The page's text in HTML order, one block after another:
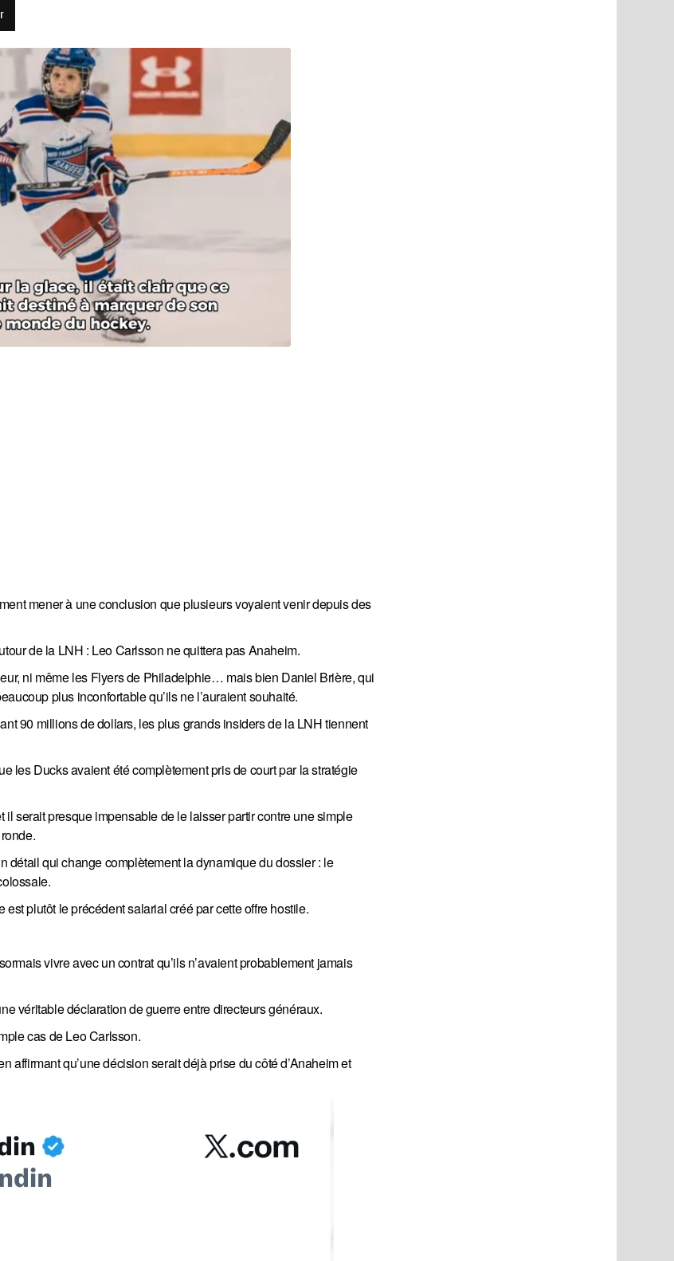
mener à une conclusion que plusieurs voyaient venir depuis des
de la LNH : Leo Carlsson ne quittera pas Anaheim.
ni même les Flyers de Philadelphie… mais bien Daniel Brière, qui
plus inconfortable qu’ils ne l’auraient souhaité.
90 millions de dollars, les plus grands insiders de la LNH tiennent
les Ducks avaient été complètement pris de court par la stratégie
serait presque impensable de le laisser partir contre une simple
qui change complètement la dynamique du dossier : le
est plutôt le précédent salarial créé par cette offre hostile.
vivre avec un contrat qu’ils n’avaient probablement jamais
véritable déclaration de guerre entre directeurs généraux.
cas de Leo Carlsson.
qu’une décision serait déjà prise du côté d’Anaheim et